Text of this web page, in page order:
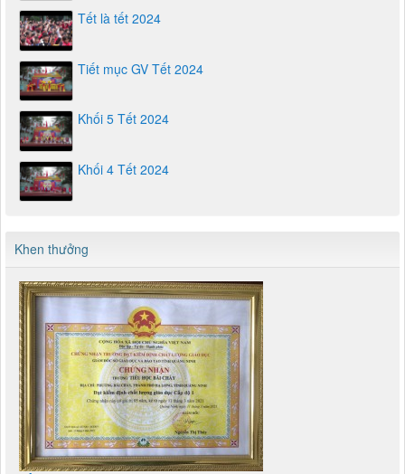
Tết là tết 2024
Tiết mục GV Tết 2024
Khối 5 Tết 2024
Khối 4 Tết 2024
Khen thưởng